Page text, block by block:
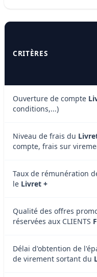
CRITÈRES
Ouverture de compte
conditions,...)
Niveau de frais du
compte, frais sur
Taux de rémunération
le Livret +
Qualité des offres
réservées aux CLIENTS
Délai d'obtention de
de virement sortant du